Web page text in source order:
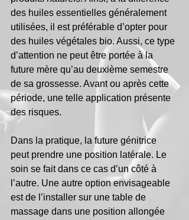
des huiles essentielles généralement
utilisées, il est préférable d’opter pour
des huiles végétales bio. Aussi, ce type
d’attention ne peut être portée à la
future mère qu’au deuxième semestre
de sa grossesse. Avant ou après cette
période, une telle application présente
des risques.
Dans la pratique, la future génitrice
peut prendre une position latérale. Le
soin se fait dans ce cas d’un côté à
l’autre. Une autre option envisageable
est de l’installer sur une table de
massage dans une position allongée